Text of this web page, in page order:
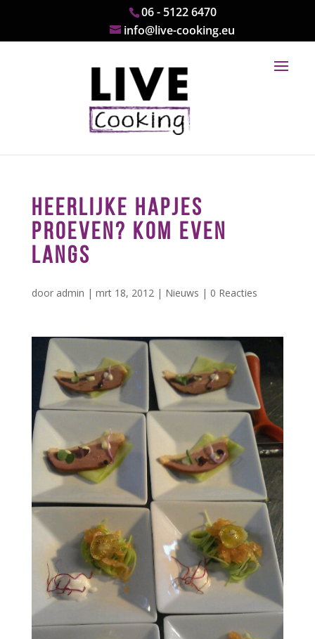
06 - 5122 6470
info@live-cooking.eu
HEERLIJKE HAPJES
PROEVEN? KOM EVEN
LANGS
door admin | mrt 18, 2012 | Nieuws | 0 Reacties